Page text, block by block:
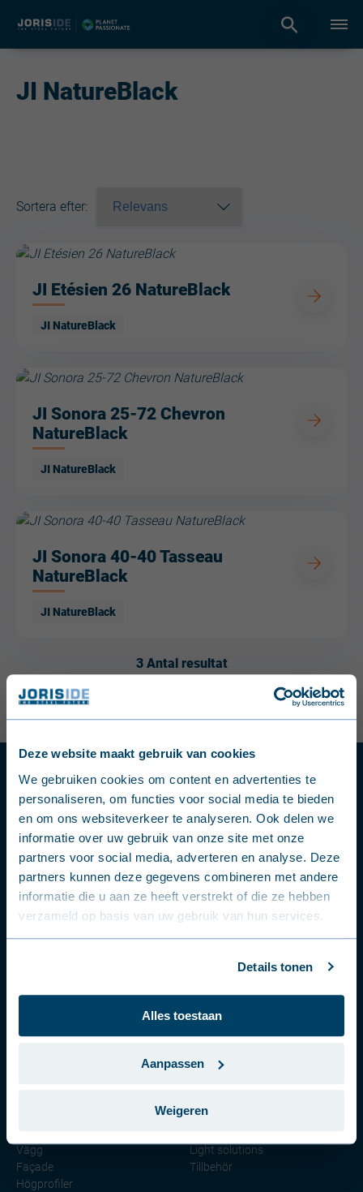
Deze website maakt gebruik van cookies
We gebruiken cookies om content en advertenties te
personaliseren, om functies voor social media te bieden
en om ons websiteverkeer te analyseren. Ook delen we
informatie over uw gebruik van onze site met onze
partners voor social media, adverteren en analyse. Deze
partners kunnen deze gegevens combineren met andere
informatie die u aan ze heeft verstrekt of die ze hebben
verzameld op basis van uw gebruik van hun services.
Details tonen
Alles toestaan
Aanpassen
Weigeren
English (United Kingdom)
Nederlands (België)
Français (Belgique)
Nederlands (Nederland)
Deutsch (Deutschland)
Svenska (Sverige)
Português (Portugal)
JI NatureBlack
Sortera efter:
JI Etésien 26 NatureBlack
JI NatureBlack
JI Sonora 25-72 Chevron
NatureBlack
JI NatureBlack
JI Sonora 40-40 Tasseau
NatureBlack
JI NatureBlack
3 Antal resultat
Frågor eller problem?
Kontakta en säljare eller produktexpert.
Kontakta en expert
Följ oss
Vägg
Façade
Högprofiler
Paneler
Light solutions
Tillbehör